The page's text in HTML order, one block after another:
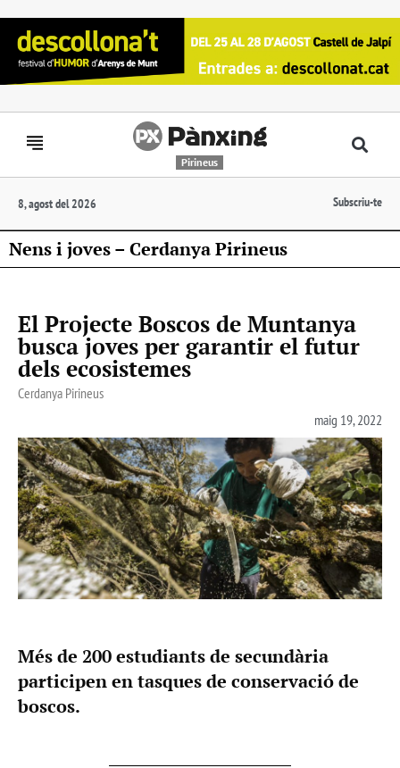
Pirineus
8, agost del 2026 Subscriu-te
Nens i joves – Cerdanya Pirineus
El Projecte Boscos de Muntanya
busca joves per garantir el futur
dels ecosistemes
Cerdanya Pirineus
maig 19, 2022
Més de 200 estudiants de secundària
participen en tasques de conservació de
boscos.